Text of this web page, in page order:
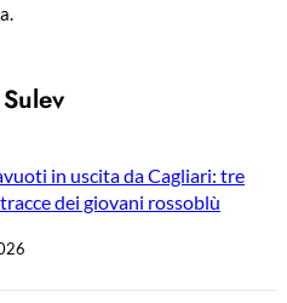
in uscita da Cagliari: tre
dei giovani rossoblù